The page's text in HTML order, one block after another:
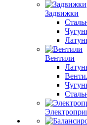
Задвижки
Вентили